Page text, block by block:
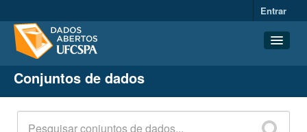
Entrar
Conjuntos de dados
Organizações
Grupos
Conjuntos de dados